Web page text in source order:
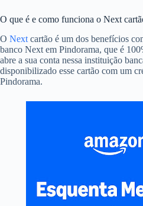
O que é e como funciona o Next
O Next cartão é um dos benefícios
banco Next em Pindorama, que é
abre a sua conta nessa instituição
disponibilizado esse cartão com um
Pindorama.